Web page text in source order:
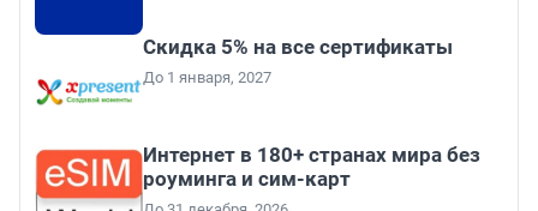
Скидка 5% на все сертификаты
До 1 января, 2027
Интернет в 180+ странах мира без
роуминга и сим-карт